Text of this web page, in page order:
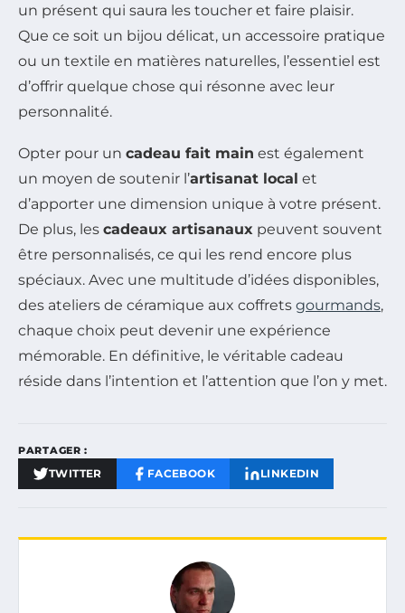
un présent qui saura les toucher et faire plaisir.
Que ce soit un bijou délicat, un accessoire pratique
ou un textile en matières naturelles, l’essentiel est
d’offrir quelque chose qui résonne avec leur
personnalité.
Opter pour un cadeau fait main est également
un moyen de soutenir l’artisanat local et
d’apporter une dimension unique à votre présent.
De plus, les cadeaux artisanaux peuvent souvent
être personnalisés, ce qui les rend encore plus
spéciaux. Avec une multitude d’idées disponibles,
des ateliers de céramique aux coffrets gourmands,
chaque choix peut devenir une expérience
mémorable. En définitive, le véritable cadeau
réside dans l’intention et l’attention que l’on y met.
PARTAGER :
TWITTER FACEBOOK LINKEDIN